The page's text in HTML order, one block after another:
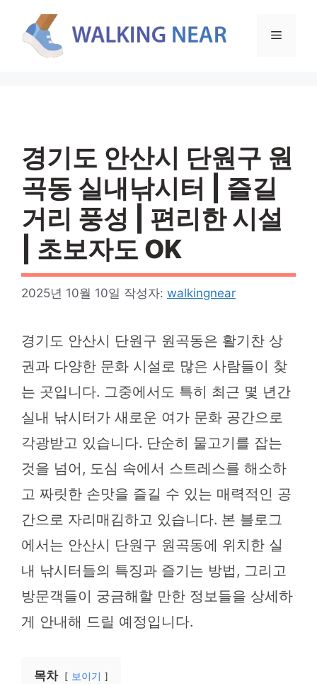
메
경기도 안산시 단원구 원
곡동 실내낚시터 | 즐길
거리 풍성 | 편리한 시설
| 초보자도 OK
2025년 10월 10일 작성자: walkingnear
경기도 안산시 단원구 원곡동은 활기찬 상
권과 다양한 문화 시설로 많은 사람들이 찾
는 곳입니다. 그중에서도 특히 최근 몇 년간
실내 낚시터가 새로운 여가 문화 공간으로
각광받고 있습니다. 단순히 물고기를 잡는
것을 넘어, 도심 속에서 스트레스를 해소하
고 짜릿한 손맛을 즐길 수 있는 매력적인 공
간으로 자리매김하고 있습니다. 본 블로그
에서는 안산시 단원구 원곡동에 위치한 실
내 낚시터들의 특징과 즐기는 방법, 그리고
방문객들이 궁금해할 만한 정보들을 상세하
게 안내해 드릴 예정입니다.
목차 보이기